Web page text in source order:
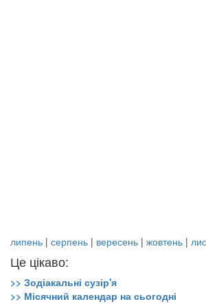
липень | серпень | вересень | жовтень |
Це цікаво:
>> Зодіакальні сузір'я
>> Місячний календар на сьогодні